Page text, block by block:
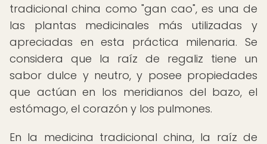
tradicional china como "gan cao", es una de
las plantas medicinales más utilizadas y
apreciadas en esta práctica milenaria. Se
considera que la raíz de regaliz tiene un
sabor dulce y neutro, y posee propiedades
que actúan en los meridianos del bazo, el
estómago, el corazón y los pulmones.
En la medicina tradicional china, la raíz de